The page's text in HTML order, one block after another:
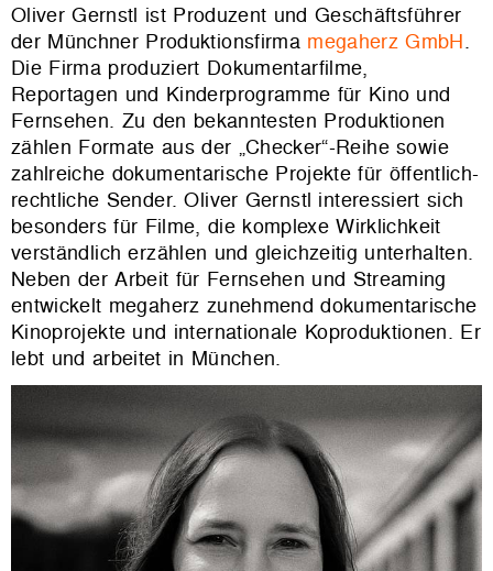
Oliver Gernstl ist Produzent und Geschäftsführer
der Münchner Produktionsfirma megaherz GmbH.
Die Firma produziert Dokumentarfilme,
Reportagen und Kinderprogramme für Kino und
Fernsehen. Zu den bekanntesten Produktionen
zählen Formate aus der „Checker“-Reihe sowie
zahlreiche dokumentarische Projekte für öffentlich-
rechtliche Sender. Oliver Gernstl interessiert sich
besonders für Filme, die komplexe Wirklichkeit
verständlich erzählen und gleichzeitig unterhalten.
Neben der Arbeit für Fernsehen und Streaming
entwickelt megaherz zunehmend dokumentarische
Kinoprojekte und internationale Koproduktionen. Er
lebt und arbeitet in München.